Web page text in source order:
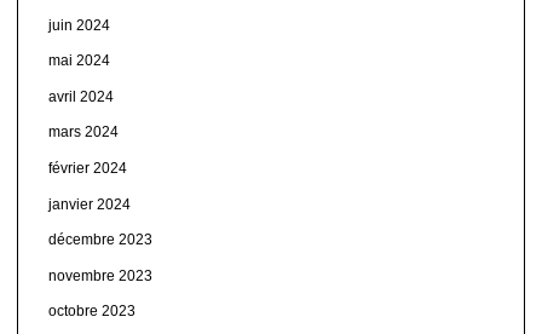
juin 2024
mai 2024
avril 2024
mars 2024
février 2024
janvier 2024
décembre 2023
novembre 2023
octobre 2023